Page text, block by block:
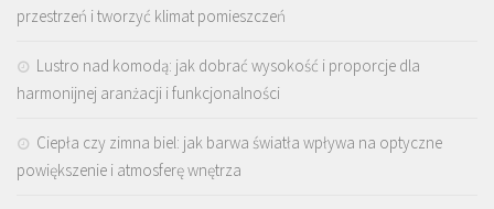
przestrzeń i tworzyć klimat pomieszczeń
Lustro nad komodą: jak dobrać wysokość i proporcje dla
harmonijnej aranżacji i funkcjonalności
Ciepła czy zimna biel: jak barwa światła wpływa na optyczne
powiększenie i atmosferę wnętrza